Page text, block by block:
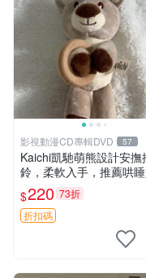
影視動漫CD專輯DVD 57
Kaichi凱馳萌熊設計安撫
鈴，柔軟入手，推薦哄
擇 熊公仔 安撫玩具 喂食環
$220 73折
折扣碼